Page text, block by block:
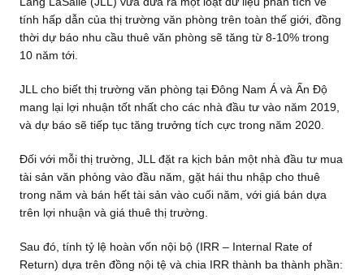
tính hấp dẫn của thị trường văn phòng trên toàn thế giới, đồng
thời dự báo nhu cầu thuê văn phòng sẽ tăng từ 8-10% trong
10 năm tới.
JLL cho biết thị trường văn phòng tại Đông Nam Á và Ấn Độ
mang lại lợi nhuận tốt nhất cho các nhà đầu tư vào năm 2019,
và dự báo sẽ tiếp tục tăng trưởng tích cực trong năm 2020.
Đối với mỗi thị trường, JLL đặt ra kịch bản một nhà đầu tư mua
tài sản văn phòng vào đầu năm, gặt hái thu nhập cho thuê
trong năm và bán hết tài sản vào cuối năm, với giá bán dựa
trên lợi nhuận và giá thuê thị trường.
Sau đó, tính tỷ lệ hoàn vốn nội bộ (IRR – Internal Rate of
Return) dựa trên đồng nội tệ và chia IRR thành ba thành phần: